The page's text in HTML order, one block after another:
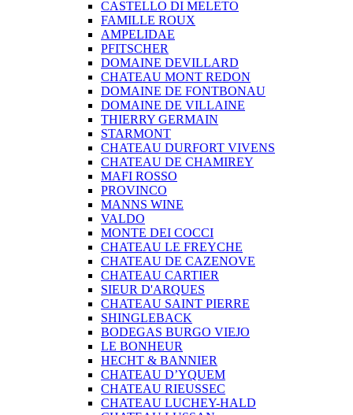
CASTELLO DI MELETO
FAMILLE ROUX
AMPELIDAE
PFITSCHER
DOMAINE DEVILLARD
CHATEAU MONT REDON
DOMAINE DE FONTBONAU
DOMAINE DE VILLAINE
THIERRY GERMAIN
STARMONT
CHATEAU DURFORT VIVENS
CHATEAU DE CHAMIREY
MAFI ROSSO
PROVINCO
MANNS WINE
VALDO
MONTE DEI COCCI
CHATEAU LE FREYCHE
CHATEAU DE CAZENOVE
CHATEAU CARTIER
SIEUR D'ARQUES
CHATEAU SAINT PIERRE
SHINGLEBACK
BODEGAS BURGO VIEJO
LE BONHEUR
HECHT & BANNIER
CHATEAU D’YQUEM
CHATEAU RIEUSSEC
CHATEAU LUCHEY-HALD